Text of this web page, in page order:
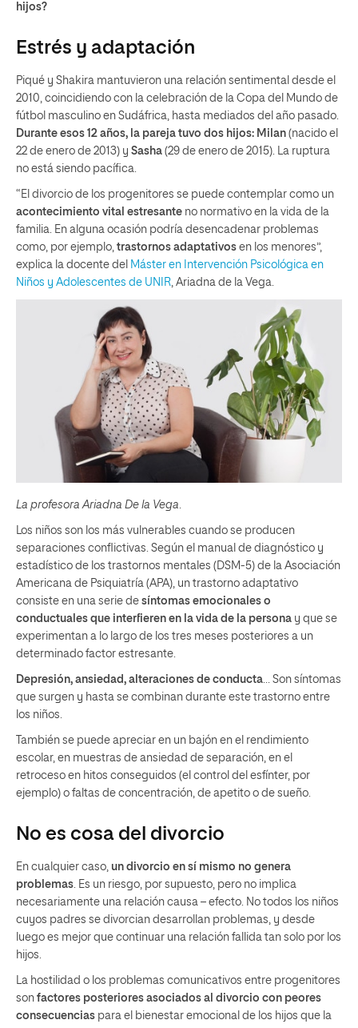
hijos?
Estrés y adaptación
Piqué y Shakira mantuvieron una relación sentimental desde el
2010, coincidiendo con la celebración de la Copa del Mundo de
fútbol masculino en Sudáfrica, hasta mediados del año pasado.
Durante esos 12 años, la pareja tuvo dos hijos: Milan (nacido el
22 de enero de 2013) y Sasha (29 de enero de 2015). La ruptura
no está siendo pacífica.
“El divorcio de los progenitores se puede contemplar como un
acontecimiento vital estresante no normativo en la vida de la
familia. En alguna ocasión podría desencadenar problemas
como, por ejemplo, trastornos adaptativos en los menores”,
explica la docente del Máster en Intervención Psicológica en
Niños y Adolescentes de UNIR , Ariadna de la Vega.
La profesora Ariadna De la Vega.
Los niños son los más vulnerables cuando se producen
separaciones conflictivas. Según el manual de diagnóstico y
estadístico de los trastornos mentales (DSM-5) de la Asociación
Americana de Psiquiatría (APA), un trastorno adaptativo
consiste en una serie de síntomas emocionales o
conductuales que interfieren en la vida de la persona y que se
experimentan a lo largo de los tres meses posteriores a un
determinado factor estresante.
Depresión, ansiedad, alteraciones de conducta… Son síntomas
que surgen y hasta se combinan durante este trastorno entre
los niños.
También se puede apreciar en un bajón en el rendimiento
escolar, en muestras de ansiedad de separación, en el
retroceso en hitos conseguidos (el control del esfínter, por
ejemplo) o faltas de concentración, de apetito o de sueño.
No es cosa del divorcio
En cualquier caso, un divorcio en sí mismo no genera
problemas. Es un riesgo, por supuesto, pero no implica
necesariamente una relación causa – efecto. No todos los niños
cuyos padres se divorcian desarrollan problemas, y desde
luego es mejor que continuar una relación fallida tan solo por los
hijos.
La hostilidad o los problemas comunicativos entre progenitores
son factores posteriores asociados al divorcio con peores
consecuencias para el bienestar emocional de los hijos que la